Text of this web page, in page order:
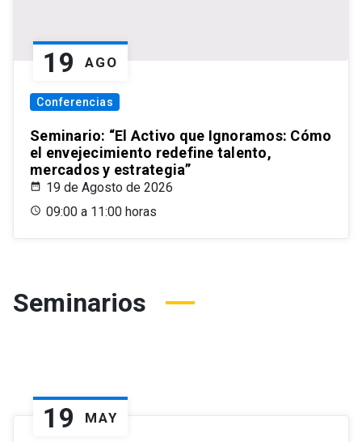
19 AGO
Conferencias
Seminario: “El Activo que Ignoramos: Cómo
el envejecimiento redefine talento,
mercados y estrategia”
19 de Agosto de 2026
09:00 a 11:00 horas
Seminarios
19 MAY